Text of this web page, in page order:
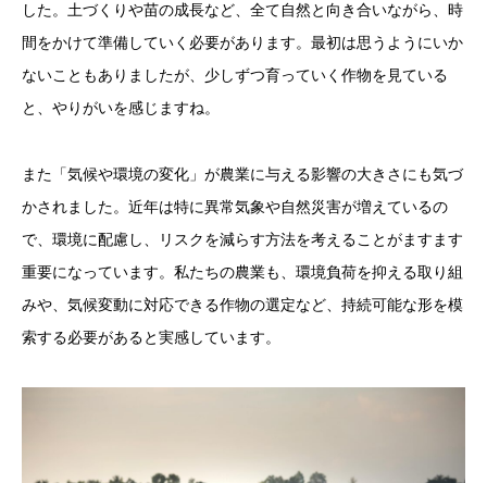
した。土づくりや苗の成長など、全て自然と向き合いながら、時
間をかけて準備していく必要があります。最初は思うようにいか
ないこともありましたが、少しずつ育っていく作物を見ている
と、やりがいを感じますね。
また「気候や環境の変化」が農業に与える影響の大きさにも気づ
かされました。近年は特に異常気象や自然災害が増えているの
で、環境に配慮し、リスクを減らす方法を考えることがますます
重要になっています。私たちの農業も、環境負荷を抑える取り組
みや、気候変動に対応できる作物の選定など、持続可能な形を模
索する必要があると実感しています。